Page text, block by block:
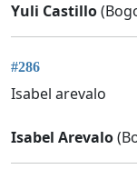
Yuli Castillo
#286
Isabel arevalo
Isabel Arevalo